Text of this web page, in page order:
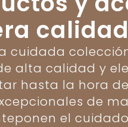
cuidada
alta calidad y
hasta la hora
de
el